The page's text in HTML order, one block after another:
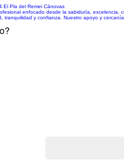
El Pla del Remei Cánovas
enfocado desde la sabiduría,
y confianza. Nuestro apoyo y